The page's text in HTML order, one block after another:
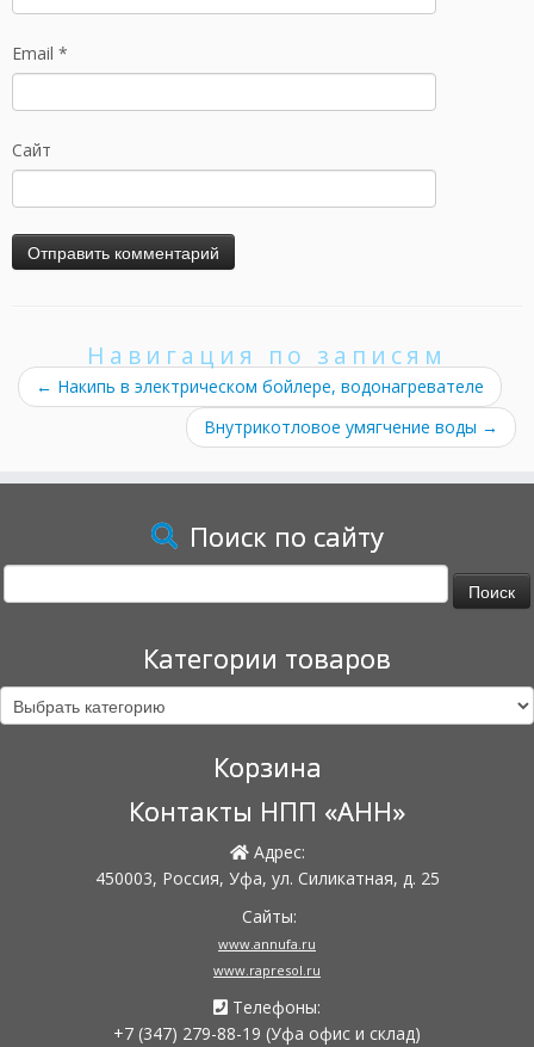
Email *
Сайт
Навигация по записям
← Накипь в электрическом бойлере, водонагревателе
Внутрикотловое умягчение воды →
Поиск по сайту
Категории товаров
Корзина
Контакты НПП «АНН»
Адрес:
450003, Россия, Уфа, ул. Силикатная, д. 25
Сайты:
www.annufa.ru
www.rapresol.ru
Телефоны:
+7 (347) 279-88-19 (Уфа офис и склад)